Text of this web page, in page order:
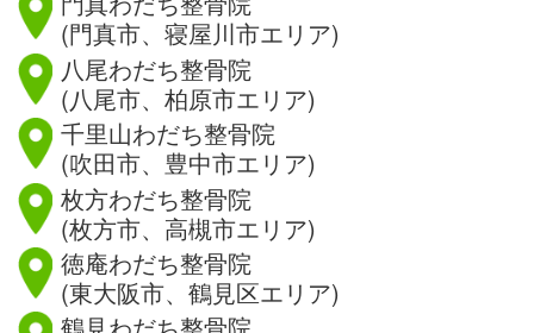
(門真市、寝屋川市エリア)
八尾わだち整骨院
(八尾市、柏原市エリア)
千里山わだち整骨院
(吹田市、豊中市エリア)
枚方わだち整骨院
(枚方市、高槻市エリア)
徳庵わだち整骨院
(東大阪市、鶴見区エリア)